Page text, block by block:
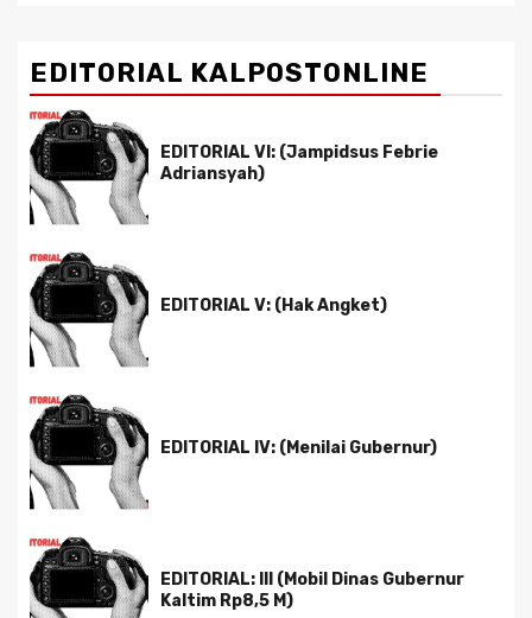
EDITORIAL KALPOSTONLINE
EDITORIAL VI: (Jampidsus Febrie
Adriansyah)
EDITORIAL V: (Hak Angket)
EDITORIAL IV: (Menilai Gubernur)
EDITORIAL: III (Mobil Dinas Gubernur
Kaltim Rp8,5 M)